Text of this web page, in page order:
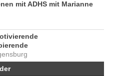
mit ADHS mit Marianne